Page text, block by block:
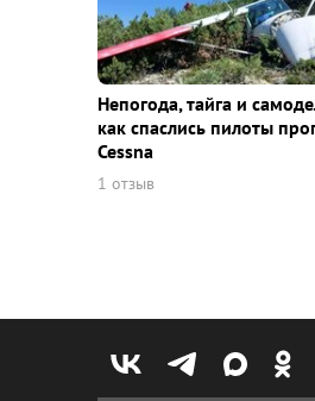
Непогода, тайга и
как спаслись пилоты
Cessna
1 отзыв